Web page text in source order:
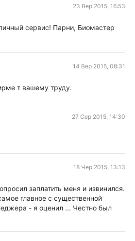
23 Вер 2015, 16:53
сервис! Парни, Биомастер
14 Вер 2015, 08:31
т вашему труду.
27 Сер 2015, 14:30
18 Чер 2015, 13:13
заплатить меня и извинился.
главное с существенной
- я оценил ... Честно был